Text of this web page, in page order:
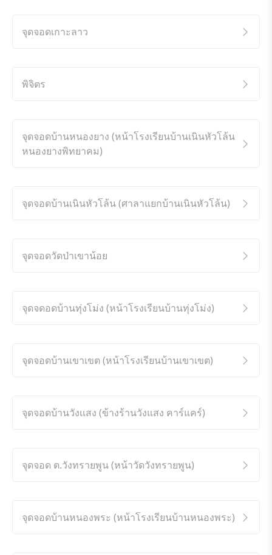
จุดจอดเกาะลาว
พิจิตร
จุดจอดบ้านหนองยาง (หน้าโรงเรียนบ้านเนินหัวโล้น
หนองยางพิทยาคม)
จุดจอดบ้านเนินหัวโล้น (ศาลาแยกบ้านเนินหัวโล้น)
จุดจอดวัดป่าเขาน้อย
จุดจดอดบ้านทุ่งโม่ง (หน้าโรงเรียนบ้านทุ่งโม่ง)
จุดจอดบ้านเขาเขต (หน้าโรงเรียนบ้านเขาเขต)
จุดจอดบ้านวังแสง (ข้างร้านวังแสง คาร์แคร์)
จุดจอด ต.วังทรายพูน (หน้าวัดวังทรายพูน)
จุดจอดบ้านหนองพระ (หน้าโรงเรียนบ้านหนองพระ)